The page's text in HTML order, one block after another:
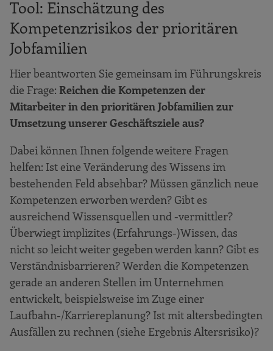
Tool: Einschätzung des
Kompetenzrisikos der prioritären
Jobfamilien
Hier beantworten Sie gemeinsam im Führungskreis
die Frage: Reichen die Kompetenzen der
Mitarbeiter in den prioritären Jobfamilien zur
Umsetzung unserer Geschäftsziele aus?
Dabei können Ihnen folgende weitere Fragen
helfen: Ist eine Veränderung des Wissens im
bestehenden Feld absehbar? Müssen gänzlich neue
Kompetenzen erworben werden? Gibt es
ausreichend Wissensquellen und -vermittler?
Überwiegt implizites (Erfahrungs-)Wissen, das
nicht so leicht weiter gegeben werden kann? Gibt es
Verständnisbarrieren? Werden die Kompetenzen
gerade an anderen Stellen im Unternehmen
entwickelt, beispielsweise im Zuge einer
Laufbahn-/Karriereplanung? Ist mit altersbedingten
Ausfällen zu rechnen (siehe Ergebnis Altersrisiko)?